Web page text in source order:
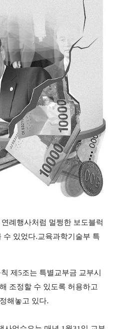
례행사처럼 멀쩡한 보도블럭
수 있었다.교육과학기술부 특
제5조는 특별교부금 교부시
조정할 수 있도록 허용하고
해놓고 있다.